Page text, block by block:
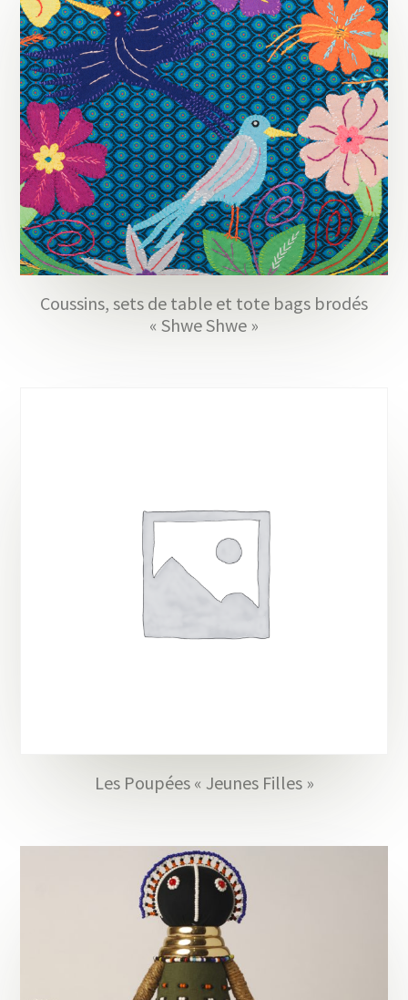
Coussins, sets de table et tote bags brodés
« Shwe Shwe »
Les Poupées « Jeunes Filles »